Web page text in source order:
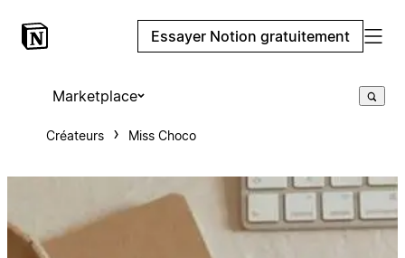
Essayer Notion gratuitement
Marketplace
Créateurs Miss Choco